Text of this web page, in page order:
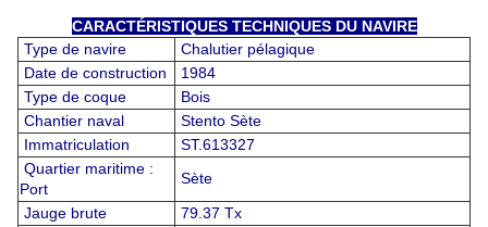
CARACTÉRISTIQUES TECHNIQUES DU NAVIRE
Type de navire
Chalutier pélagique
Date de construction
1984
Type de coque
Bois
Chantier naval
Stento Sète
Immatriculation
ST.613327
Quartier maritime :
Port
Sète
Jauge brute
79.37 Tx